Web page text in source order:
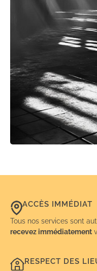
ACCÈS IMMÉDIAT
Tous nos services sont
recevez immédiatement
RESPECT DES